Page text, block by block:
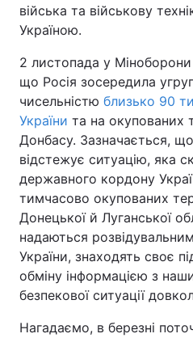
війська та військову
Україною.
2 листопада у Міноборони
що Росія зосередила
чисельністю близько 90
України та на окупованих
Донбасу. Зазначається,
відстежує ситуацію, яка
державного кордону
тимчасово окупованих
Донецької й Луганської
надаються
України, знаходять своє
обміну інформацією з
безпекової ситуації
Нагадаємо, в березні